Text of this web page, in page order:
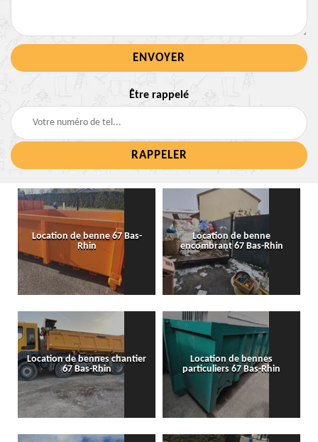
Être rappelé
Location de benne 67 Bas-
Rhin
Location de benne
encombrant 67 Bas-Rhin
Location de bennes chantier
67 Bas-Rhin
Location de bennes
particuliers 67 Bas-Rhin